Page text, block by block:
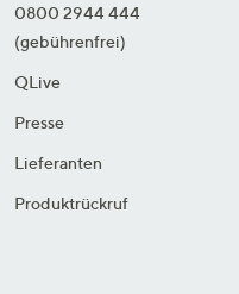
0800 2944 444
(gebührenfrei)
QLive
Presse
Lieferanten
Produktrückruf